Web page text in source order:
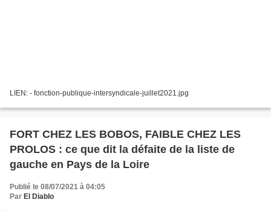
LIEN: - fonction-publique-intersyndicale-juillet2021.jpg
FORT CHEZ LES BOBOS, FAIBLE CHEZ LES
PROLOS : ce que dit la défaite de la liste de
gauche en Pays de la Loire
Publié le 08/07/2021 à 04:05
Par El Diablo